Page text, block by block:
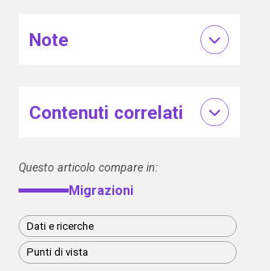
Note
Contenuti correlati
Questo articolo compare in:
Migrazioni
Dati e ricerche
Punti di vista